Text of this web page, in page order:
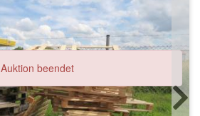
Auktion beendet